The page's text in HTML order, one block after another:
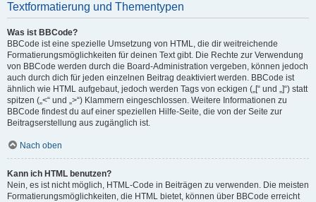
Textformatierung und Thementypen
Was ist BBCode?
BBCode ist eine spezielle Umsetzung von HTML, die dir weitreichende
Formatierungsmöglichkeiten für deinen Text gibt. Die Rechte zur Verwendung
von BBCode werden durch die Board-Administration vergeben, können jedoch
auch durch dich für jeden einzelnen Beitrag deaktiviert werden. BBCode ist
ähnlich wie HTML aufgebaut, jedoch werden Tags von eckigen („[“ und „]“) statt
spitzen („<“ und „>“) Klammern eingeschlossen. Weitere Informationen zu
BBCode findest du auf einer speziellen Hilfe-Seite, die von der Seite zur
Beitragserstellung aus zugänglich ist.
Nach oben
Kann ich HTML benutzen?
Nein, es ist nicht möglich, HTML-Code in Beiträgen zu verwenden. Die meisten
Formatierungsmöglichkeiten, die HTML bietet, können über BBCode erreicht